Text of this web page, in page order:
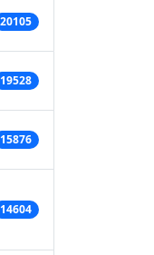
20105
19528
15876
14604